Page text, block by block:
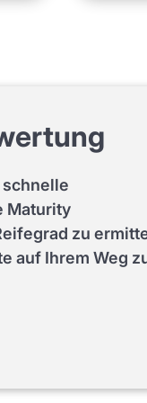
Maturity
zu
auf Ihrem Weg